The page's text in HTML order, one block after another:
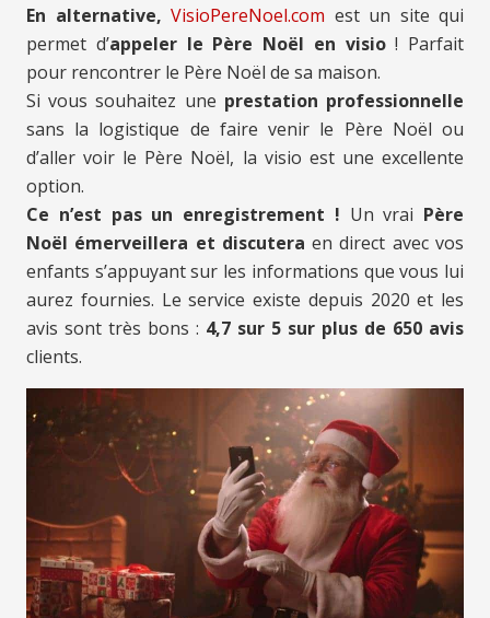
En alternative, VisioPereNoel.com est un site qui
permet d’appeler le Père Noël en visio! Parfait
pour rencontrer le Père Noël de sa maison.
Si vous souhaitez une prestation professionnelle
sans la logistique de faire venir le Père Noël ou
d’aller voir le Père Noël, la visio est une excellente
option.
Ce n’est pas un enregistrement ! Un vrai Père
Noël émerveillera et discutera en direct avec vos
enfants s’appuyant sur les informations que vous lui
aurez fournies. Le service existe depuis 2020 et les
avis sont très bons : 4,7 sur 5 sur plus de 650 avis
clients.